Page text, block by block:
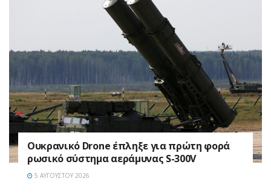
Ουκρανικό Drone έπληξε για πρώτη φορά
ρωσικό σύστημα αεράμυνας S-300V
5 ΑΥΓΟΎΣΤΟΥ 2026